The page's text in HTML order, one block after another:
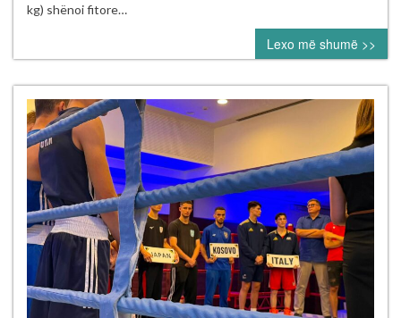
Turneun
Ndërkombëtar
“Mustafa
Hajrulahović
–
kg) shënoi fitore…
Lexo më shumë >>